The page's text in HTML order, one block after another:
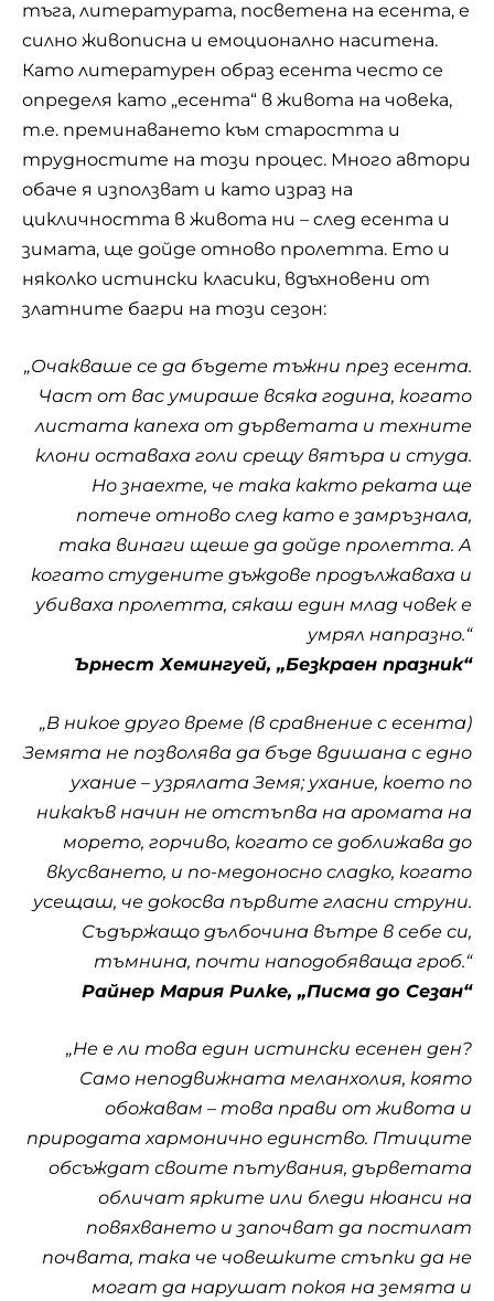
тъга, литературата, посветена на есента, е
силно живописна и емоционално наситена.
Като литературен образ есента често се
определя като „есента“ в живота на човека,
т.е. преминаването към старостта и
трудностите на този процес. Много автори
обаче я използват и като израз на
цикличността в живота ни – след есента и
зимата, ще дойде отново пролетта. Ето и
няколко истински класики, вдъхновени от
златните багри на този сезон:
„Очакваше се да бъдете тъжни през есента.
Част от вас умираше всяка година, когато
листата капеха от дърветата и техните
клони оставаха голи срещу вятъра и студа.
Но знаехте, че така както реката ще
потече отново след като е замръзнала,
така винаги щеше да дойде пролетта. А
когато студените дъждове продължаваха и
убиваха пролетта, сякаш един млад човек е
умрял напразно.“
Ърнест Хемингуей, „Безкраен празник“
„В никое друго време (в сравнение с есента)
Земята не позволява да бъде вдишана с едно
ухание – узрялата Земя; ухание, което по
никакъв начин не отстъпва на аромата на
морето, горчиво, когато се доближава до
вкусването, и по-медоносно сладко, когато
усещаш, че докосва първите гласни струни.
Съдържащо дълбочина вътре в себе си,
тъмнина, почти наподобяваща гроб.“
Райнер Мария Рилке, „Писма до Сезан“
„Не е ли това един истински есенен ден?
Само неподвижната меланхолия, която
обожавам – това прави от живота и
природата хармонично единство. Птиците
обсъждат своите пътувания, дърветата
обличат ярките или бледи нюанси на
повяхването и започват да постилат
почвата, така че човешките стъпки да не
могат да нарушат покоя на земята и